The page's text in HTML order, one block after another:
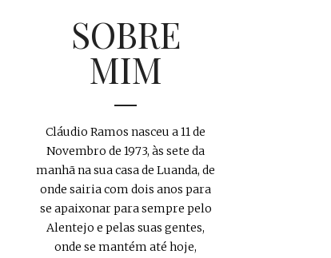
SOBRE
MIM
Cláudio Ramos nasceu a 11 de
Novembro de 1973, às sete da
manhã na sua casa de Luanda, de
onde sairia com dois anos para
se apaixonar para sempre pelo
Alentejo e pelas suas gentes,
onde se mantém até hoje,